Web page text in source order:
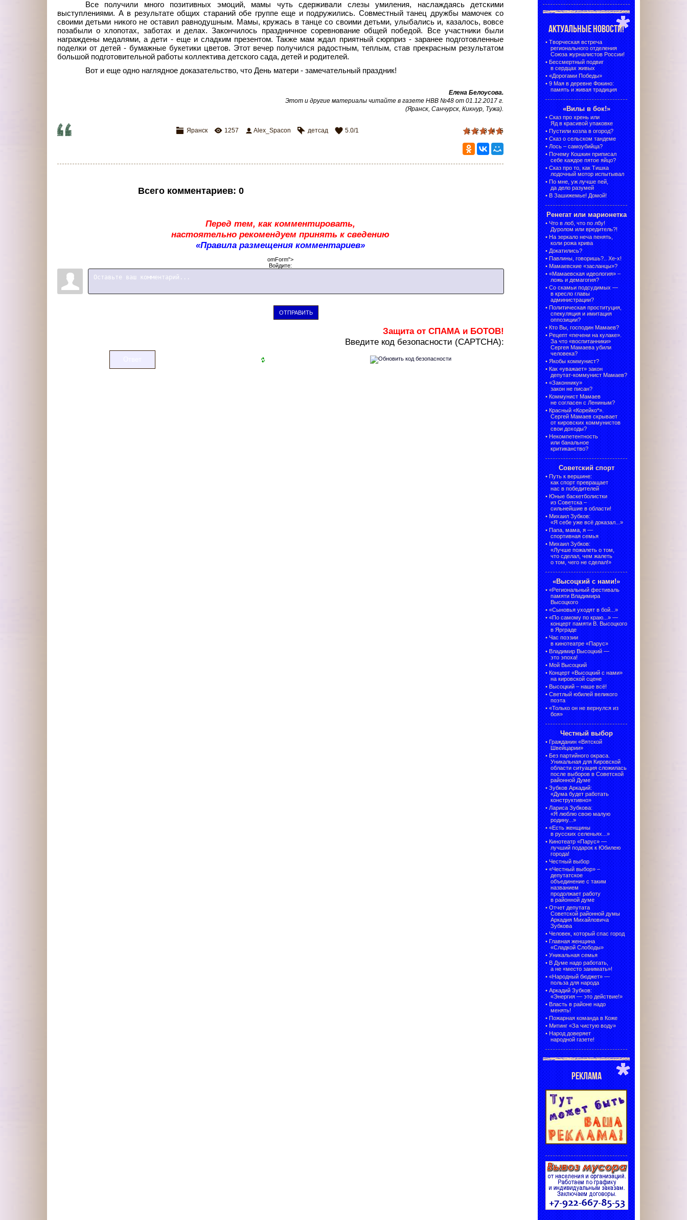
Все получили много позитивных эмоций, мамы чуть сдерживали слезы умиления, наслаждаясь детскими
выступлениями. А в результате общих стараний обе группе еще и подружились. Совместный танец дружбы мамочек со
своими детьми никого не оставил равнодушным. Мамы, кружась в танце со своими детьми, улыбались и, казалось, вовсе
позабыли о хлопотах, заботах и делах. Закончилось праздничное соревнование общей победой. Все участники были
награждены медалями, а дети - еще и сладким презентом. Также мам ждал приятный сюрприз - заранее подготовленные
поделки от детей - бумажные букетики цветов. Этот вечер получился радостным, теплым, став прекрасным результатом
большой подготовительной работы коллектива детского сада, детей и родителей.
Вот и еще одно наглядное доказательство, что День матери - замечательный праздник!
Елена Белоусова.
Этот и другие материалы читайте в газете НВВ №48 от 01.12.2017 г.
(Яранск, Санчурск, Кикнур, Тужа).
1 2 3 4 5
Яранск 1257 Alex_Spacon детсад 5.0/1
Всего комментариев: 0
Перед тем, как комментировать,
настоятельно рекомендуем принять к сведению
«Правила размещения комментариев»
omForm">
Войдите:
ОТПРАВИТЬ
Защита от СПАМА и БОТОВ!
Введите код безопасности (CAPTCHA):
АКТУАЛЬНЫЕ НОВОСТИ!
• Творческая встреча
регионального отделения
Союза журналистов России!
• Бессмертный подвиг
в сердцах живых
• «Дорогами Победы»
• 9 Мая в деревне Фокино:
память и живая традиция
«Вилы в бок!»
• Сказ про хрень или
Яд в красивой упаковке
• Пустили козла в огород?
• Сказ о сельском тандеме
• Лось – самоубийца?
• Почему Кошкин приписал
себе каждое пятое яйцо?
• Сказ про то, как Тишка
лодочный мотор испытывал
• По мне, уж лучше пей,
да дело разумей
• В Зашижемье! Домой!
Ренегат или марионетка
• Что в лоб, что по лбу!
Дуролом или вредитель?!
• На зеркало неча пенять,
коли рожа крива
• Докатились?
• Павлины, говоришь?.. Хе-х!
• Мамаевские «засланцы»?
• «Мамаевская идеология» –
ложь и демагогия?
• Со скамьи подсудимых —
в кресло главы
администрации?
• Политическая проституция,
спекуляция и имитация
оппозиции?
• Кто Вы, господин Мамаев?
• Рецепт «печени на кулаке».
За что «воспитанники»
Сергея Мамаева убили
человека?
• Якобы коммунист?
• Как «уважает» закон
депутат-коммунист Мамаев?
• «Законнику»
закон не писан?
• Коммунист Мамаев
не согласен с Лениным?
• Красный «Корейко*».
Сергей Мамаев скрывает
от кировских коммунистов
свои доходы?
• Некомпетентность
или банальное
критиканство?
Советский спорт
• Путь к вершине:
как спорт превращает
нас в победителей
• Юные баскетболистки
из Советска –
сильнейшие в области!
• Михаил Зубков:
«Я себе уже всё доказал...»
• Папа, мама, я —
спортивная семья
• Михаил Зубков:
«Лучше пожалеть о том,
что сделал, чем жалеть
о том, чего не сделал!»
«Высоцкий с нами!»
• «Региональный фестиваль
памяти Владимира
Высоцкого
• «Сыновья уходят в бой...»
• «По самому по краю...» —
концерт памяти В. Высоцкого
в Ярграде
• Час поэзии
в кинотеатре «Парус»
• Владимир Высоцкий —
это эпоха!
• Мой Высоцкий
• Концерт «Высоцкий с нами»
на кировской сцене
• Высоцкий – наше всё!
• Светлый юбилей великого
поэта
• «Только он не вернулся из
боя»
Честный выбор
• Гражданин «Вятской
Швейцарии»
• Без партийного окраса.
Уникальная для Кировской
области ситуация сложилась
после выборов в Советской
районной Думе
• Зубков Аркадий:
«Дума будет работать
конструктивно»
• Лариса Зубкова:
«Я люблю свою малую
родину...»
• «Есть женщины
в русских селеньях...»
• Кинотеатр «Парус» —
лучший подарок к Юбилею
города!
• Честный выбор
• «Честный выбор» –
депутатское
объединение с таким
названием
продолжает работу
в районной думе
• Отчет депутата
Советской районной думы
Аркадия Михайловича
Зубкова
• Человек, который спас город
• Главная женщина
«Сладкой Слободы»
• Уникальная семья
• В Думе надо работать,
а не «место занимать»!
• «Народный бюджет» —
польза для народа
• Аркадий Зубков:
«Энергия — это действие!»
• Власть в районе надо
менять!
• Пожарная команда в Коже
• Митинг «За чистую воду»
• Народ доверяет
народной газете!
РЕКЛАМА